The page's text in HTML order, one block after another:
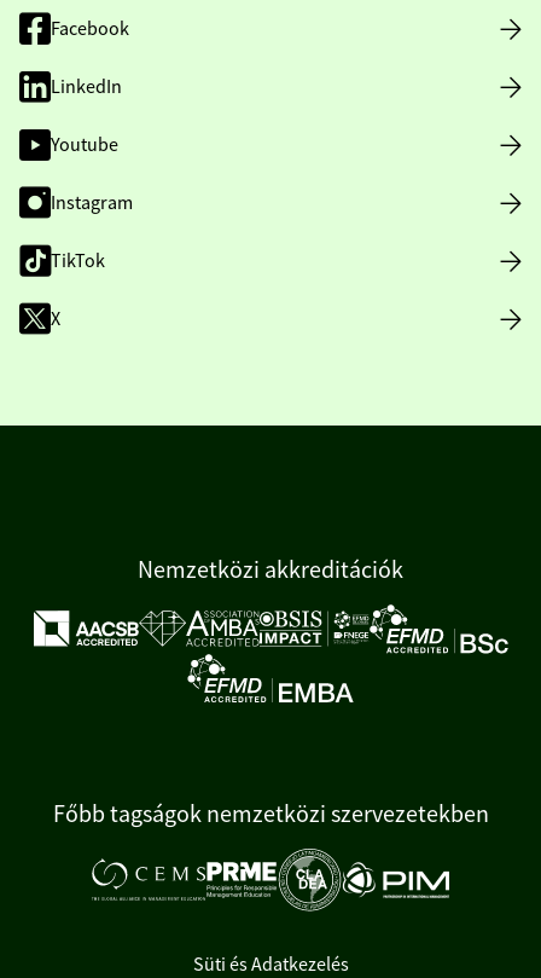
Facebook
LinkedIn
Youtube
Instagram
TikTok
X
Nemzetközi akkreditációk
Főbb tagságok nemzetközi szervezetekben
Süti és Adatkezelés